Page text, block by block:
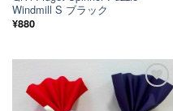
Windmill S ブラック
¥880
ほし
い！